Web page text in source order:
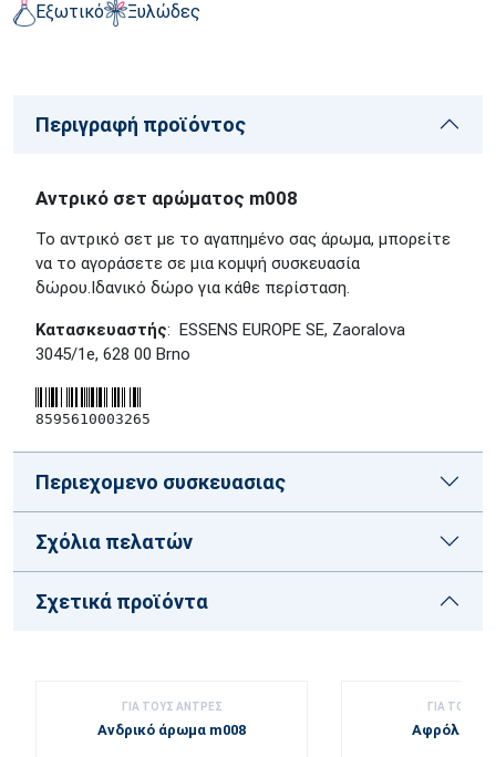
Εξωτικό Ξυλώδες
Περιγραφή προϊόντος
Αντρικό σετ αρώματος m008
Το αντρικό σετ με το αγαπημένο σας άρωμα, μπορείτε
να το αγοράσετε σε μια κομψή συσκευασία
δώρου.Ιδανικό δώρο για κάθε περίσταση.
Κατασκευαστής: ESSENS EUROPE SE, Zaoralova
3045/1e, 628 00 Brno
8595610003265
Περιεχομενο συσκευασιας
Σχόλια πελατών
Σχετικά προϊόντα
ΓΙΑ ΤΟΥΣ ΑΝΤΡΕΣ
Ανδρικό άρωμα m008
ΓΙΑ ΤΟΥΣ